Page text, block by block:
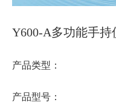
Y600-A多功能手持
产品类型：
产品型号：